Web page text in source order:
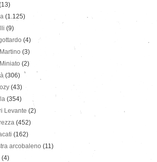
(1.125)
(9)
(4)
(3)
(2)
(306)
(43)
(354)
Levante (2)
(452)
(162)
arcobaleno (11)
(4)